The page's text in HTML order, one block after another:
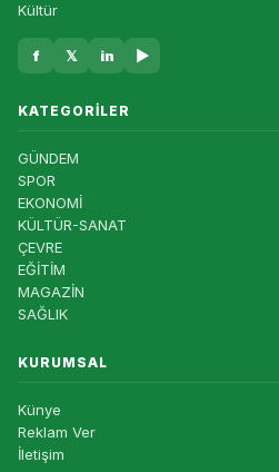
Kültür
f 𝕏 in ▶
KATEGORILER
GÜNDEM
SPOR
EKONOMİ
KÜLTÜR-SANAT
ÇEVRE
EĞİTİM
MAGAZİN
SAĞLIK
KURUMSAL
Künye
Reklam Ver
İletişim